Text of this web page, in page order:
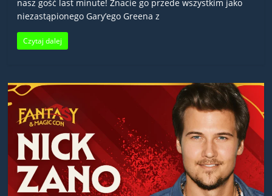
nasz gość last minute! Znacie go przede wszystkim jako
niezastąpionego Gary’ego Greena z
Czytaj dalej